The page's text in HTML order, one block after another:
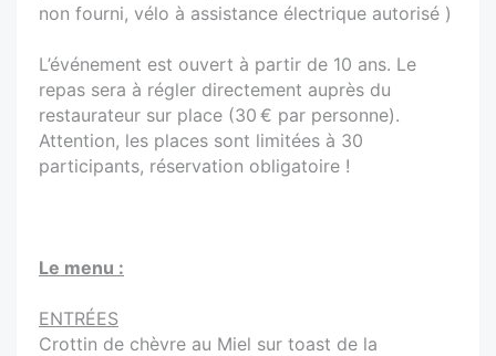
non fourni, vélo à assistance électrique autorisé )
L’événement est ouvert à partir de 10 ans. Le
repas sera à régler directement auprès du
restaurateur sur place (30 € par personne).
Attention, les places sont limitées à 30
participants, réservation obligatoire !
Le menu :
ENTRÉES
Crottin de chèvre au Miel sur toast de la